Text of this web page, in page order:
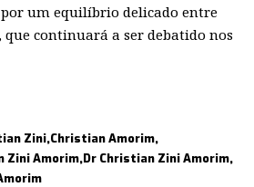
um equilíbrio delicado entre
que continuará a ser debatido nos
Zini Christian Amorim
Zini Amorim Dr Christian Zini Amorim